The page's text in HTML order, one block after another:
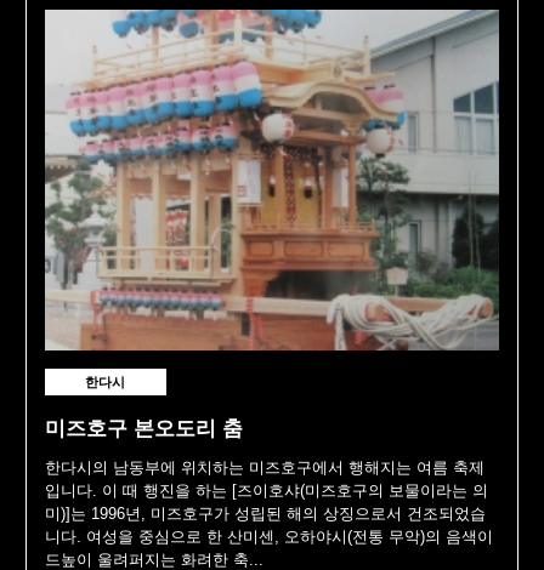
한다시
미즈호구 본오도리 춤
한다시의 남동부에 위치하는 미즈호구에서 행해지는 여름 축제
입니다. 이 때 행진을 하는 [즈이호샤(미즈호구의 보물이라는 의
미)]는 1996년, 미즈호구가 성립된 해의 상징으로서 건조되었습
니다. 여성을 중심으로 한 산미센, 오하야시(전통 무악)의 음색이
드높이 울려퍼지는 화려한 축...